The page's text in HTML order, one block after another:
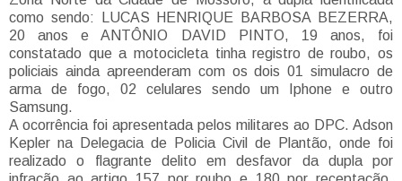
como sendo: LUCAS HENRIQUE BARBOSA BEZERRA,
20 anos e ANTÔNIO DAVID PINTO, 19 anos, foi
constatado que a motocicleta tinha registro de roubo, os
policiais ainda apreenderam com os dois 01 simulacro de
arma de fogo, 02 celulares sendo um Iphone e outro
Samsung.
A ocorrência foi apresentada pelos militares ao DPC. Adson
Kepler na Delegacia de Policia Civil de Plantão, onde foi
realizado o flagrante delito em desfavor da dupla por